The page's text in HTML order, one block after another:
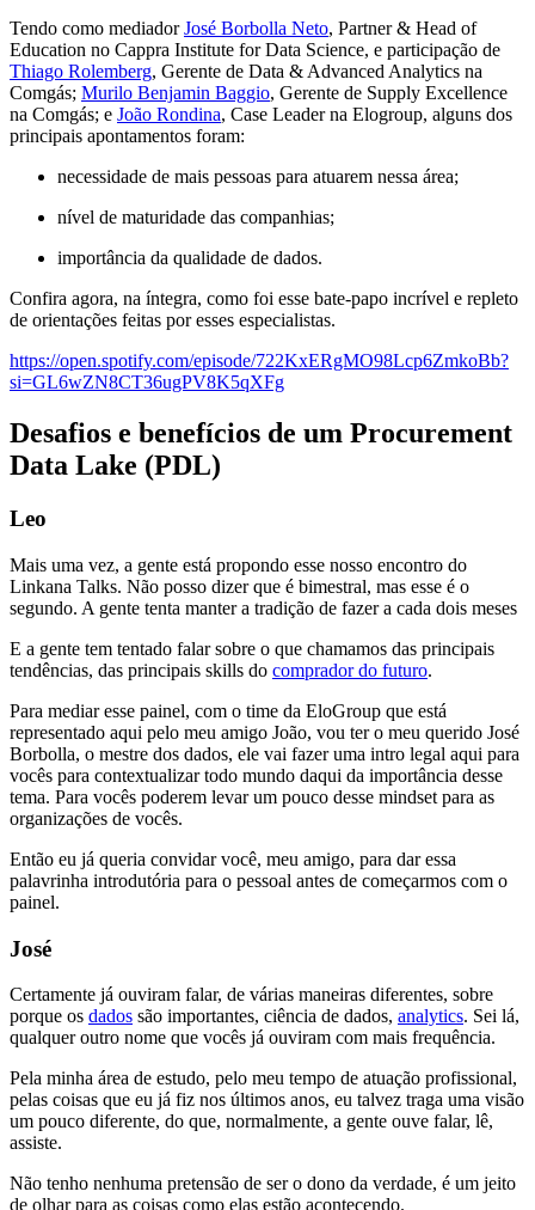
Tendo como mediadorJosé Borbolla Neto, Partner & Head of
Education no Cappra Institute for Data Science, e participação de
Thiago Rolemberg, Gerente de Data & Advanced Analytics na
Comgás; Murilo Benjamin Baggio, Gerente de Supply Excellence
na Comgás; e João Rondina, Case Leader na Elogroup, alguns dos
principais apontamentos foram:
necessidade de mais pessoas para atuarem nessa área;
nível de maturidade das companhias;
importância da qualidade de dados.
Confira agora, na íntegra, como foi esse bate-papo incrível e repleto
de orientações feitas por esses especialistas.
https://open.spotify.com/episode/722KxERgMO98Lcp6ZmkoBb?
si=GL6wZN8CT36ugPV8K5qXFg
Desafios e benefícios de um Procurement
Data Lake (PDL)
Leo
Mais uma vez, a gente está propondo esse nosso encontro do
Linkana Talks. Não posso dizer que é bimestral, mas esse é o
segundo. A gente tenta manter a tradição de fazer a cada dois meses
E a gente tem tentado falar sobre o que chamamos das principais
tendências, das principais skills do comprador do futuro.
Para mediar esse painel, com o time da EloGroup que está
representado aqui pelo meu amigo João, vou ter o meu querido José
Borbolla, o mestre dos dados, ele vai fazer uma intro legal aqui para
vocês para contextualizar todo mundo daqui da importância desse
tema. Para vocês poderem levar um pouco desse mindset para as
organizações de vocês.
Então eu já queria convidar você, meu amigo, para dar essa
palavrinha introdutória para o pessoal antes de começarmos com o
painel.
José
Certamente já ouviram falar, de várias maneiras diferentes, sobre
porque os dados são importantes, ciência de dados, analytics. Sei lá,
qualquer outro nome que vocês já ouviram com mais frequência.
Pela minha área de estudo, pelo meu tempo de atuação profissional,
pelas coisas que eu já fiz nos últimos anos, eu talvez traga uma visão
um pouco diferente, do que, normalmente, a gente ouve falar, lê,
assiste.
Não tenho nenhuma pretensão de ser o dono da verdade, é um jeito
de olhar para as coisas como elas estão acontecendo.